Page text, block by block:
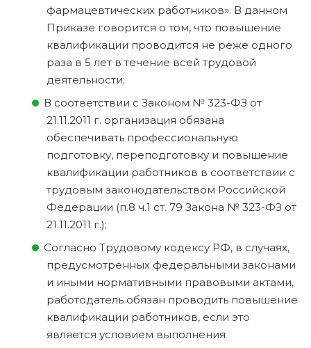
фармацевтических работников». В данном
Приказе говорится о том, что повышение
квалификации проводится не реже одного
раза в 5 лет в течение всей трудовой
деятельности;
В соответствии с Законом № 323-ФЗ от
21.11.2011 г. организация обязана
обеспечивать профессиональную
подготовку, переподготовку и повышение
квалификации работников в соответствии с
трудовым законодательством Российской
Федерации (п.8 ч.1 ст. 79 Закона № 323-ФЗ от
21.11.2011 г.);
Согласно Трудовому кодексу РФ, в случаях,
предусмотренных федеральными законами
и иными нормативными правовыми актами,
работодатель обязан проводить повышение
квалификации работников, если это
является условием выполнения